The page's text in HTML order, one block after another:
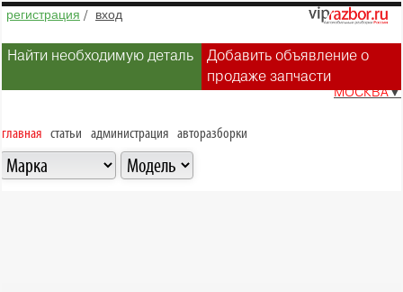
регистрация / вход
Найти необходимую деталь
Добавить объявление о
продаже запчасти
МОСКВА▼
главная статьи администрация авторазборки